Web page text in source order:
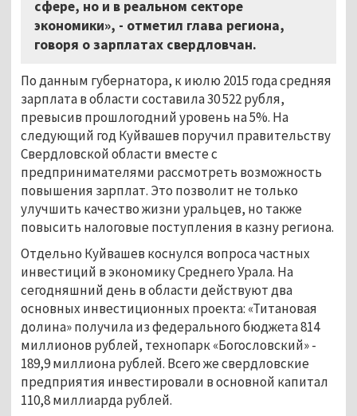
сфере, но и в реальном секторе
экономики», - отметил глава региона,
говоря о зарплатах свердловчан.
По данным губернатора, к июлю 2015 года средняя
зарплата в области составила 30 522 рубля,
превысив прошлогодний уровень на 5%. На
следующий год Куйвашев поручил правительству
Свердловской области вместе с
предпринимателями рассмотреть возможность
повышения зарплат. Это позволит не только
улучшить качество жизни уральцев, но также
повысить налоговые поступления в казну региона.
Отдельно Куйвашев коснулся вопроса частных
инвестиций в экономику Среднего Урала. На
сегодняшний день в области действуют два
основных инвестиционных проекта: «Титановая
долина» получила из федерального бюджета 814
миллионов рублей, технопарк «Богословский» -
189,9 миллиона рублей. Всего же свердловские
предприятия инвестировали в основной капитал
110,8 миллиарда рублей.